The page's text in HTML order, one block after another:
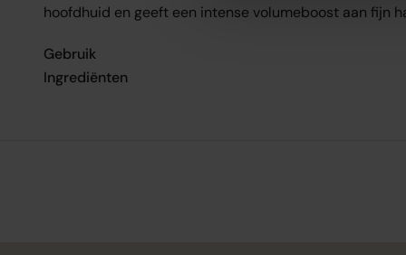
hoofdhuid en geeft een intense volumeboost aan fijn
Gebruik
Ingrediënten